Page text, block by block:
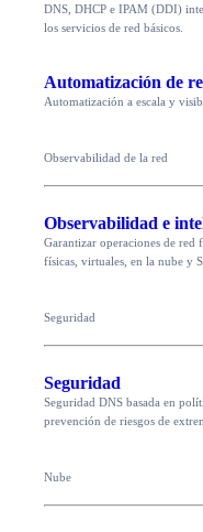
DNS, DHCP e IPAM (DDI)
los servicios de red básicos.
Automatización de
Automatización a escala y
Observabilidad de la red
Observabilidad e
Garantizar operaciones de
físicas, virtuales, en la nube y
Seguridad
Seguridad
Seguridad DNS basada en
prevención de riesgos de
Nube